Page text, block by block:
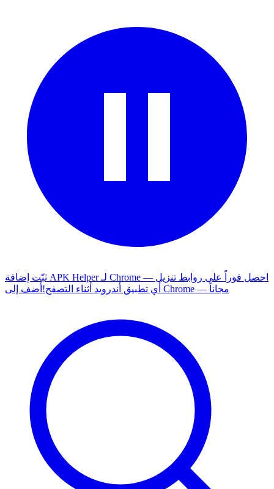
ثبّت إضافة APK Helper لـ Chrome — احصل فوراً على روابط تنزيل
أي تطبيق أندرويد أثناء التصفح!
أضف إلى Chrome — مجاناً